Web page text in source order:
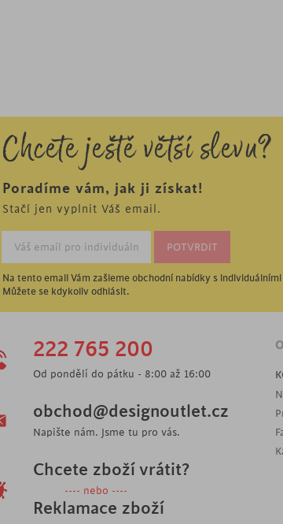
Chcete ještě větší slevu?
Poradíme vám, jak ji získat!
Stačí jen vyplnit Váš email.
Na tento email Vám zašleme obchodní nabídky s
Můžete se kdykoliv odhlásit.
222 765 200
Od pondělí do pátku - 8:00 až 16:00
obchod@designoutlet.cz
Napište nám. Jsme tu pro vás.
Chcete zboží vrátit?
---- nebo ----
Reklamace zboží